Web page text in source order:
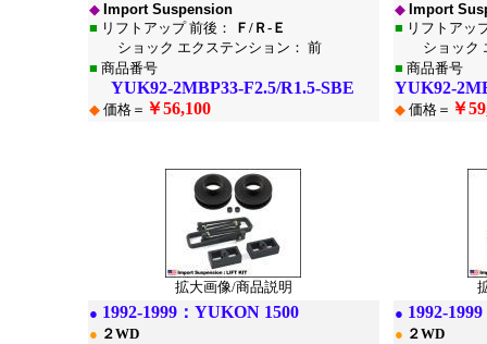
◆ Import Suspension
■ リフトアップ 前後：
Ｆ/Ｒ-Ｅ
ショック エクステンション： 前
■ 商品番号
YUK92-2MBP33-F2.5/R1.5-SBE
◆価格＝ ￥56,100
◆ Import
■ リフトアッ
ショック
■ 商品番号
YUK92-
◆価格＝ ￥
拡大画像/商品説明
● 1992-1999： YUKON 1500
● ２WD
● 1992-1999
● ２WD